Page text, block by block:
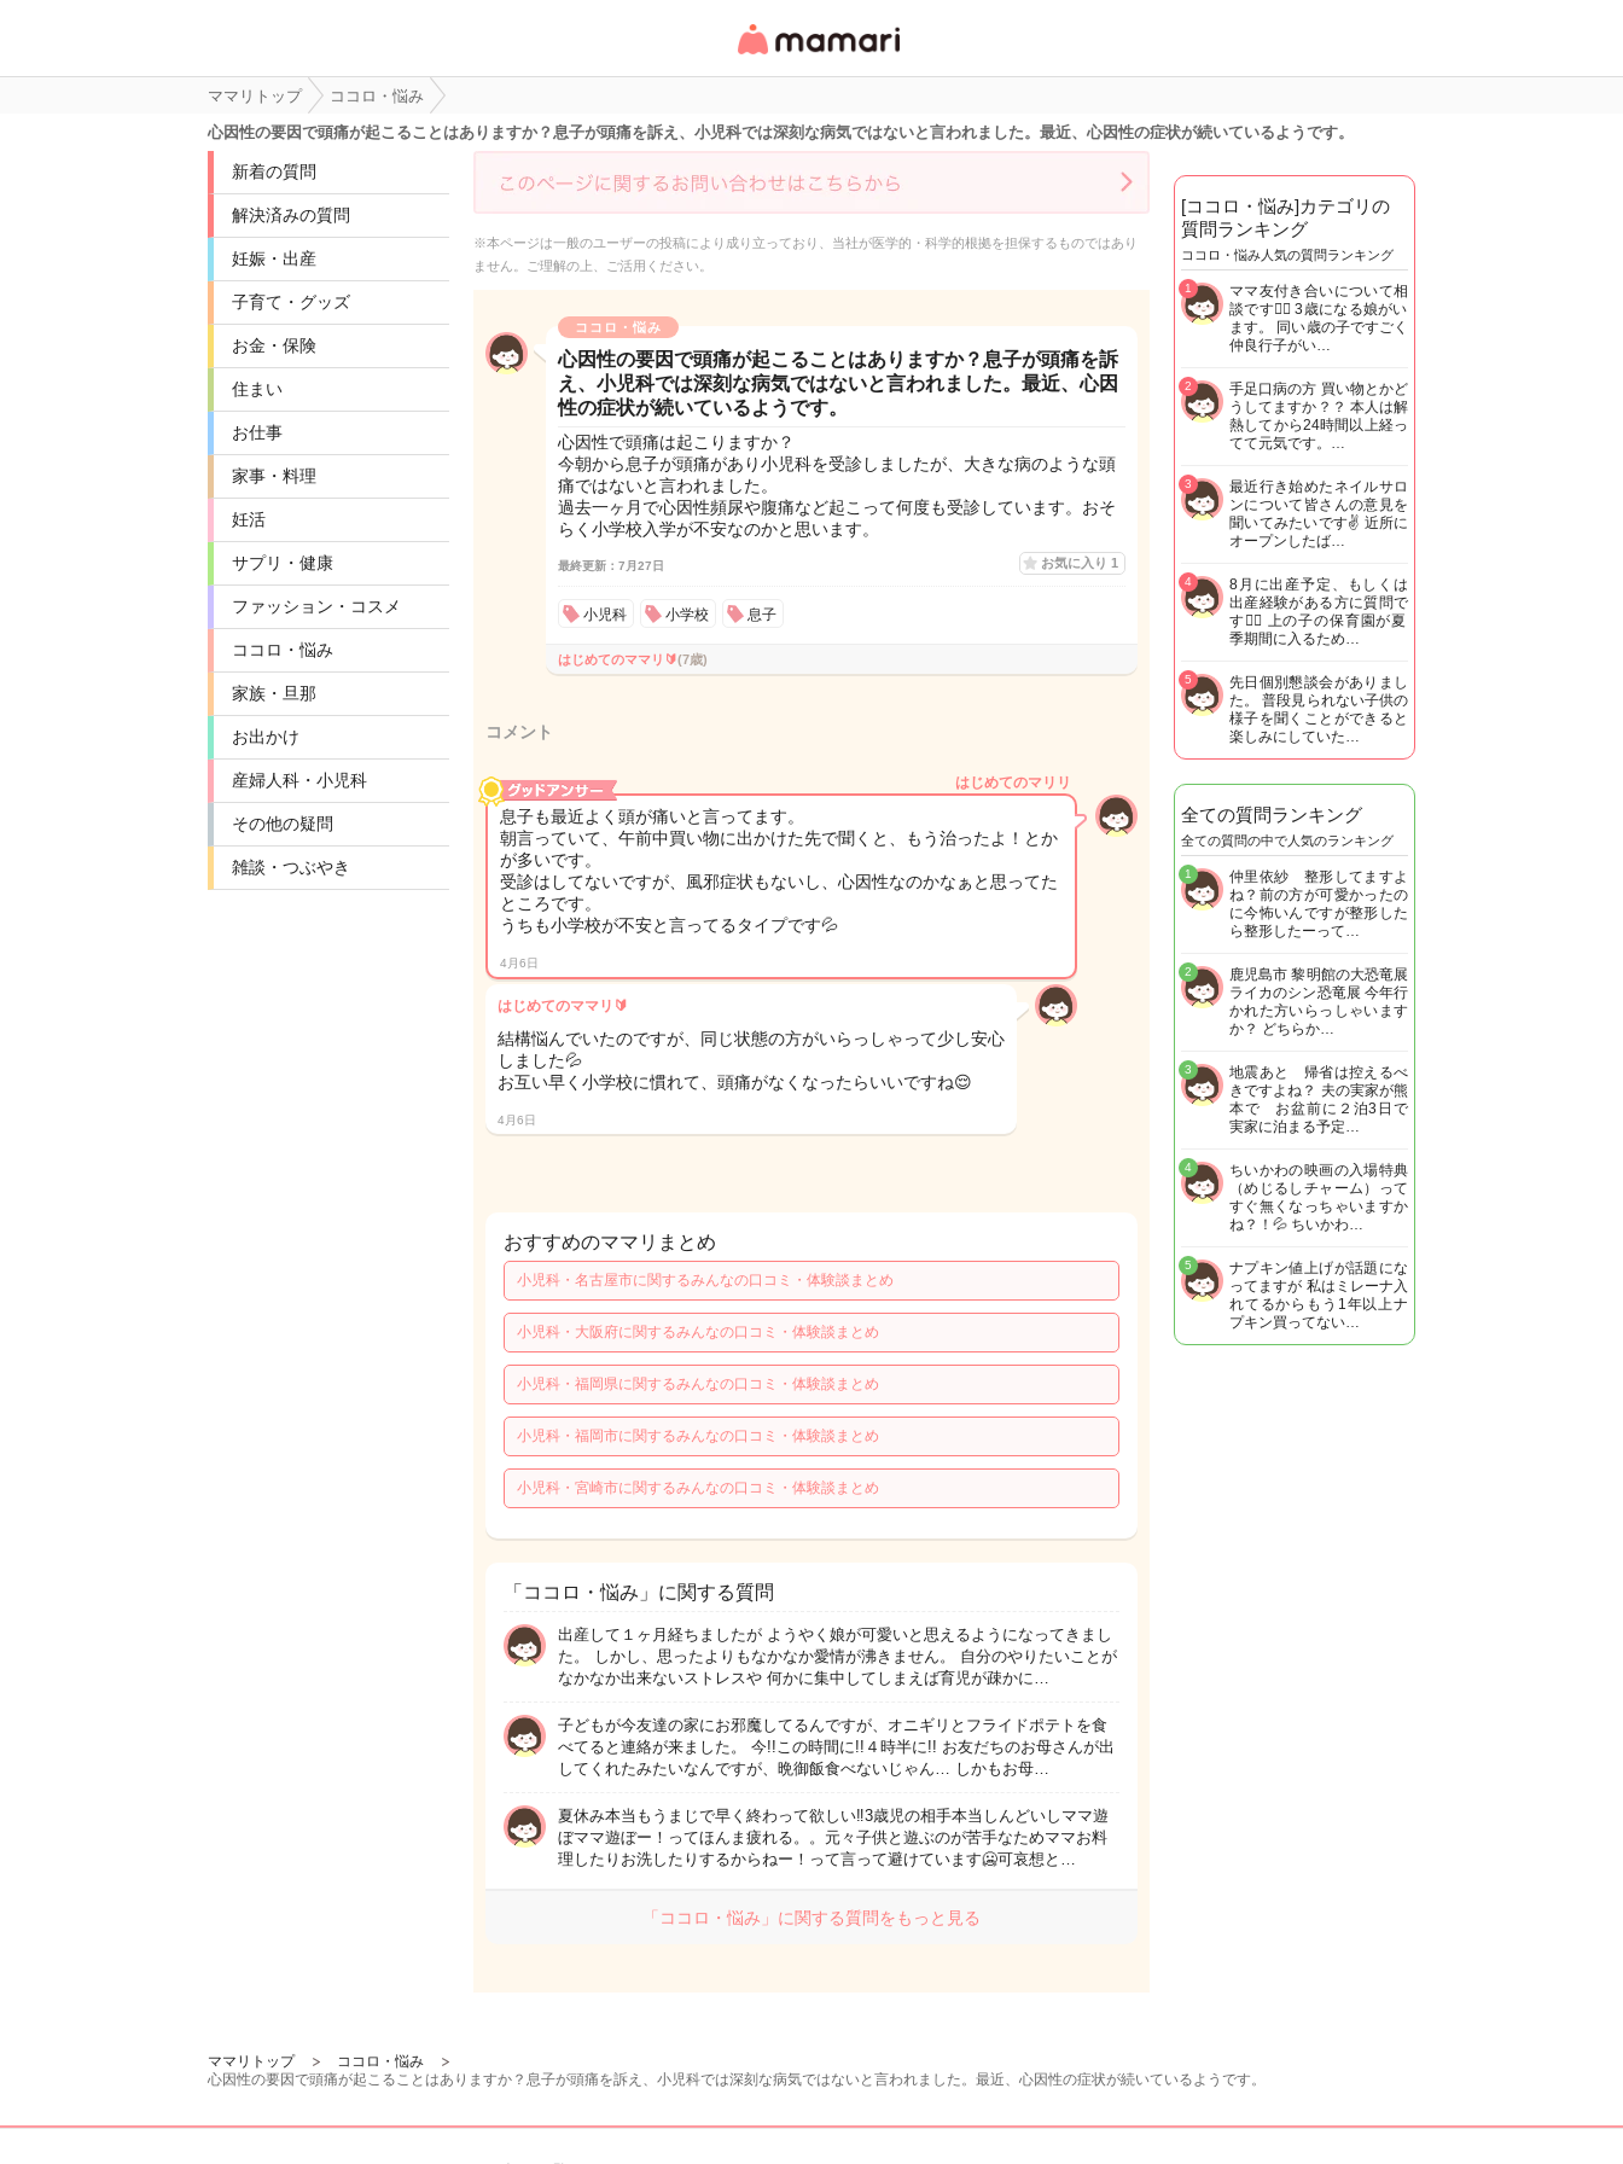
リ・情報サイト
ママリトップ
ココロ・悩み
心因性の要因で頭痛が起こることはありますか？息子が頭痛を訴え、小児科では深刻な病気ではないと言われました。最近、心因性の症状が続いているようです。
新着の質問
解決済みの質問
妊娠・出産
子育て・グッズ
お金・保険
住まい
お仕事
家事・料理
妊活
サプリ・健康
ファッション・コスメ
ココロ・悩み
家族・旦那
お出かけ
産婦人科・小児科
その他の疑問
雑談・つぶやき
※本ページは一般のユーザーの投稿により成り立っており、当社が医学的・科学的根拠を担保するものではあり
ません。ご理解の上、ご活用ください。
ココロ・悩み
心因性の要因で頭痛が起こることはありますか？息子が頭痛を訴
え、小児科では深刻な病気ではないと言われました。最近、心因
性の症状が続いているようです。
心因性で頭痛は起こりますか？
今朝から息子が頭痛があり小児科を受診しましたが、大きな病のような頭
痛ではないと言われました。
過去一ヶ月で心因性頻尿や腹痛など起こって何度も受診しています。おそ
らく小学校入学が不安なのかと思います。
最終更新：7月27日 お気に入り 1
小児科 小学校 息子
はじめてのママリ🔰(7歳)
コメント
はじめてのマリリ
息子も最近よく頭が痛いと言ってます。
朝言っていて、午前中買い物に出かけた先で聞くと、もう治ったよ！とか
が多いです。
受診はしてないですが、風邪症状もないし、心因性なのかなぁと思ってた
ところです。
うちも小学校が不安と言ってるタイプです💦
4月6日
はじめてのママリ🔰
結構悩んでいたのですが、同じ状態の方がいらっしゃって少し安心
しました💦
お互い早く小学校に慣れて、頭痛がなくなったらいいですね😌
4月6日
おすすめのママリまとめ
小児科・名古屋市に関するみんなの口コミ・体験談まとめ
小児科・大阪府に関するみんなの口コミ・体験談まとめ
小児科・福岡県に関するみんなの口コミ・体験談まとめ
小児科・福岡市に関するみんなの口コミ・体験談まとめ
小児科・宮崎市に関するみんなの口コミ・体験談まとめ
「ココロ・悩み」に関する質問
出産して１ヶ月経ちましたが ようやく娘が可愛いと思えるようになってきまし
た。 しかし、思ったよりもなかなか愛情が沸きません。 自分のやりたいことが
なかなか出来ないストレスや 何かに集中してしまえば育児が疎かに…
子どもが今友達の家にお邪魔してるんですが、オニギリとフライドポテトを食
べてると連絡が来ました。 今!!この時間に!!４時半に!! お友だちのお母さんが出
してくれたみたいなんですが、晩御飯食べないじゃん… しかもお母…
夏休み本当もうまじで早く終わって欲しい‼️3歳児の相手本当しんどいしママ遊
ぼママ遊ぼー！ってほんま疲れる。。元々子供と遊ぶのが苦手なためママお料
理したりお洗したりするからねー！って言って避けています🥶可哀想と…
「ココロ・悩み」に関する質問をもっと見る
[ココロ・悩み]カテゴリの
質問ランキング
ココロ・悩み人気の質問ランキング
ママ友付き合いについて相
談です🙇‍♂️ 3歳になる娘がい
ます。 同い歳の子ですごく
仲良行子がい…
1
手足口病の方 買い物とかど
うしてますか？？ 本人は解
熱してから24時間以上経っ
てて元気です。…
2
最近行き始めたネイルサロ
ンについて皆さんの意見を
聞いてみたいです✌️ 近所に
オープンしたば…
3
8月に出産予定、もしくは
出産経験がある方に質問で
す🙋‍♀️ 上の子の保育園が夏
季期間に入るため…
4
先日個別懇談会がありまし
た。 普段見られない子供の
様子を聞くことができると
楽しみにしていた…
5
全ての質問ランキング
全ての質問の中で人気のランキング
仲里依紗 整形してますよ
ね？前の方が可愛かったの
に今怖いんですが整形した
ら整形したーって…
1
鹿児島市 黎明館の大恐竜展
ライカのシン恐竜展 今年行
かれた方いらっしゃいます
か？ どちらか…
2
地震あと 帰省は控えるべ
きですよね？ 夫の実家が熊
本で お盆前に２泊3日で
実家に泊まる予定…
3
ちいかわの映画の入場特典
（めじるしチャーム）って
すぐ無くなっちゃいますか
ね？！💦 ちいかわ…
4
ナプキン値上げが話題にな
ってますが 私はミレーナ入
れてるからもう1年以上ナ
プキン買ってない…
5
ママリトップ
ココロ・悩み
心因性の要因で頭痛が起こることはありますか？息子が頭痛を訴え、小児科では深刻な病気ではないと言われました。最近、心因性の症状が続いているようです。